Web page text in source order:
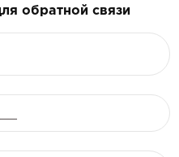
обратной связи